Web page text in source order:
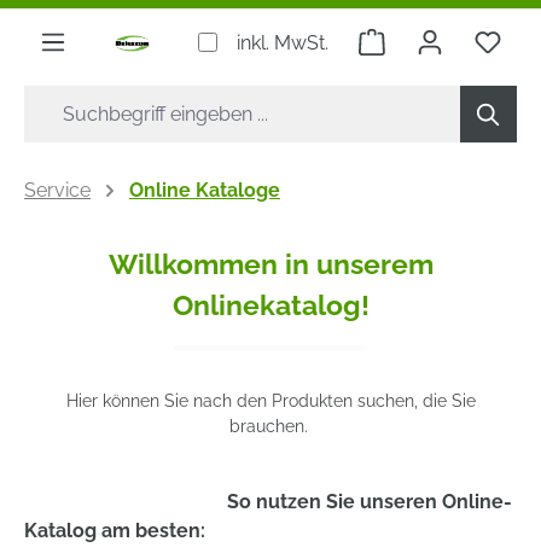
springen
inkl. MwSt. Warenkorb Du
Service Online Kataloge
Willkommen in unserem
Onlinekatalog!
Hier können Sie nach den Produkten suchen, die Sie
brauchen.
So nutzen Sie unseren Online-
Katalog am besten: